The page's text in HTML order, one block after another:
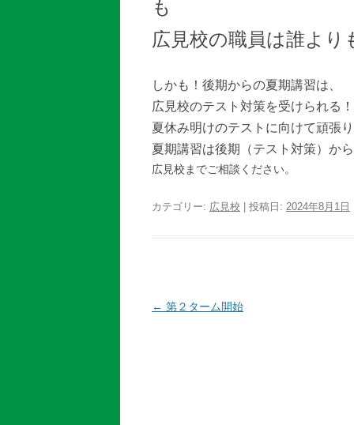
も
広見校の職員は誰より
しかも！後期からの夏期講習は、
広見校のテスト対策を受けられる！
夏休み明けのテストに向けて頑張
夏期講習は後期（テスト対策）か
広見校までご相談ください。
カテゴリー: 広見校 | 投稿日: 2024年8月1日
投
← 第２ターム開始